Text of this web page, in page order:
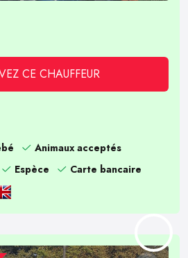
CE CHAUFFEUR
Animaux acceptés
Espèce
Carte bancaire